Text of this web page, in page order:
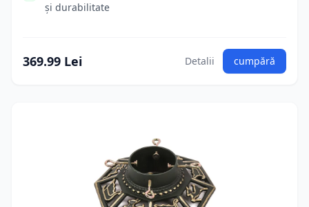
și durabilitate
369.99 Lei Detalii cumpără